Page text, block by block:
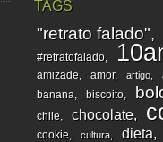
TAGS
"retrato falado"
#retratofalado
amizade amor artigo
banana biscoito
chile chocolate
cookie cultura dieta